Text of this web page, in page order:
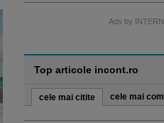
Ads by
Top articole incont.ro
cele mai citite cele mai